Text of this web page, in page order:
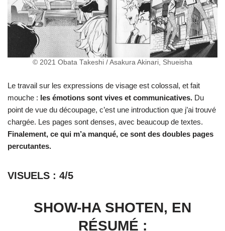
© 2021 Obata Takeshi / Asakura Akinari, Shueisha
Le travail sur les expressions de visage est colossal, et fait
mouche : les émotions sont vives et communicatives. Du
point de vue du découpage, c’est une introduction que j’ai trouvé
chargée. Les pages sont denses, avec beaucoup de textes.
Finalement, ce qui m’a manqué, ce sont des doubles pages
percutantes.
VISUELS : 4/5
SHOW-HA SHOTEN, EN
RÉSUMÉ :